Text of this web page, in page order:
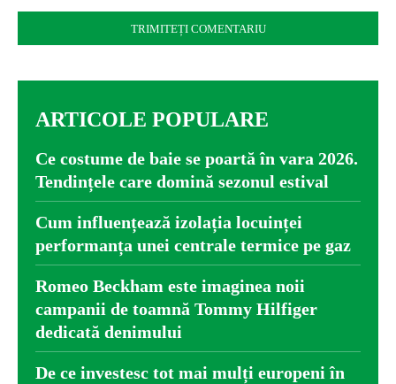
ARTICOLE POPULARE
Ce costume de baie se poartă în vara 2026.
Tendințele care domină sezonul estival
Cum influențează izolația locuinței
performanța unei centrale termice pe gaz
Romeo Beckham este imaginea noii
campanii de toamnă Tommy Hilfiger
dedicată denimului
De ce investesc tot mai mulți europeni în